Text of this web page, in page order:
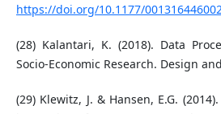
https://doi.org/10.1177/
(28) Kalantari, K. (2018). Data
Socio-Economic Research. Design
(29) Klewitz, J. & Hansen, E.G.